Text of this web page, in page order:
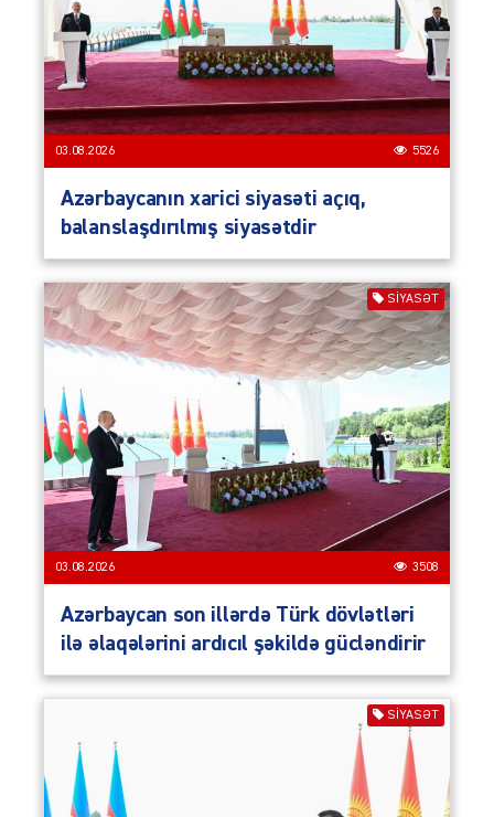
03.08.2026 5526
Azərbaycanın xarici siyasəti açıq,
balanslaşdırılmış siyasətdir
SIYASƏT
03.08.2026 3508
Azərbaycan son illərdə Türk dövlətləri
ilə əlaqələrini ardıcıl şəkildə gücləndirir
SIYASƏT